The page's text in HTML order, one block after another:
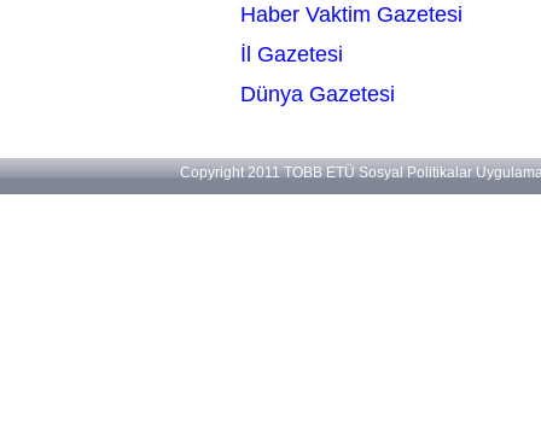
Haber Vaktim Gazetesi
İl Gazetesi
Dünya Gazetesi
Copyright 2011 TOBB ETÜ Sosyal Politikalar